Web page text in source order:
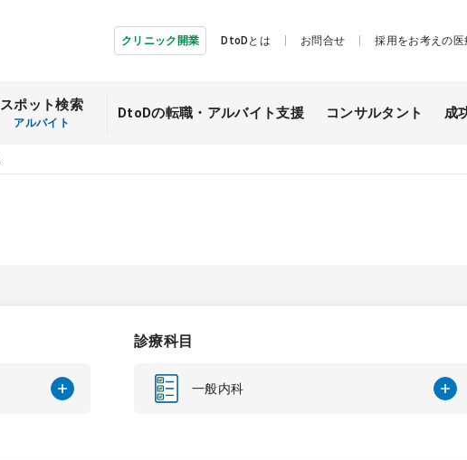
クリニック開業 DtoDとは お問合せ 採用をお考えの
スポット検索
アルバイト
DtoDの転職・ アルバイト支援 コンサルタント 成
診療科目
一般内科